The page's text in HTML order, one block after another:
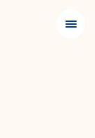
メニ